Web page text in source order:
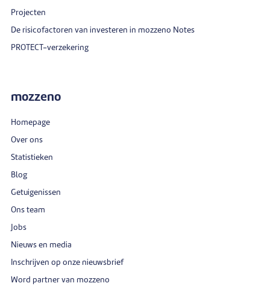
Projecten
De risicofactoren van investeren in mozzeno Notes
PROTECT-verzekering
mozzeno
Homepage
Over ons
Statistieken
Blog
Getuigenissen
Ons team
Jobs
Nieuws en media
Inschrijven op onze nieuwsbrief
Word partner van mozzeno